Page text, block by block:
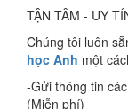
TẬN TÂM - UY
Chúng tôi luôn
học Anh một
-Gửi thông tin
(Miễn phí)